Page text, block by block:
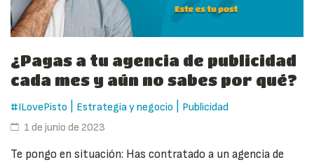
¿Pagas a tu agencia de publicidad
cada mes y aún no sabes por qué?
#ILovePisto Estrategia y negocio
Publicidad
1 de junio de 2023
Te pongo en situación: Has contratado a un agencia de